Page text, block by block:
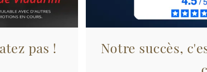
pas !
Notre succès,